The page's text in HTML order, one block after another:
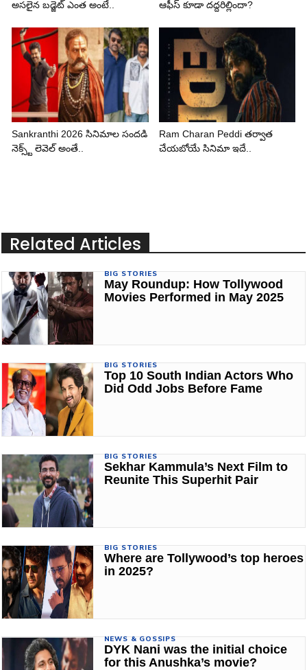
అసలైన బడ్జెట్ ఎంత అంటే.. ఆఫీస్ కూడా దద్దరిల్లిందా?
Sankranthi 2026 సినిమాల సందడి
నెక్స్ట్ లెవెల్ అంతే..
Ram Charan Peddi తర్వాత
చేయబోయే సినిమా ఇదే..
Related Articles
BIG STORIES
May Roundup: How Tollywood
Movies Performed in May 2025
BIG STORIES
Top 10 South Indian Actors Who
Did Odd Jobs Before Fame
BIG STORIES
Sekhar Kammula’s Next Film to
Reunite This Superhit Pair
BIG STORIES
Where are Tollywood’s top heroes
in 2025?
NEWS & GOSSIPS
DYK Nani was the initial choice
for this Anushka’s movie?